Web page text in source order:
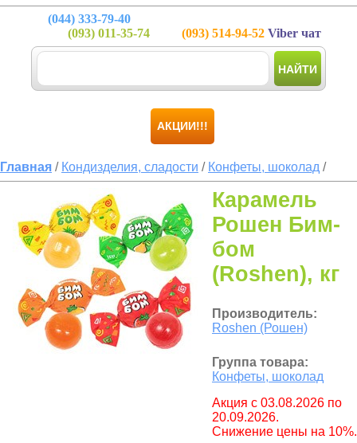
(044) 333-79-40
(093) 011-35-74 (093) 514-94-52 Viber чат
НАЙТИ
АКЦИИ!!!
Главная / Кондизделия, сладости / Конфеты, шоколад /
Карамель
Рошен Бим-
бом
(Roshen), кг
Производитель:
Roshen (Рошен)
Группа товара:
Конфеты, шоколад
Aкция с 03.08.2026 по
20.09.2026.
Снижение цены на 10%.